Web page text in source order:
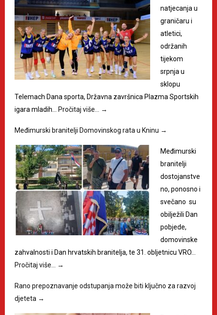
natjecanja u
graničaru i
atletici,
održanih
tijekom
srpnja u
sklopu
Telemach Dana sporta, Državna završnica Plazma Sportskih
igara mladih…
Pročitaj više… →
Međimurski branitelji Domovinskog rata u Kninu →
Međimurski
branitelji
dostojanstve
no, ponosno i
svečano su
obilježili Dan
pobjede,
domovinske
zahvalnosti i Dan hrvatskih branitelja, te 31. obljetnicu VRO…
Pročitaj više…
→
Rano prepoznavanje odstupanja može biti ključno za razvoj
djeteta →